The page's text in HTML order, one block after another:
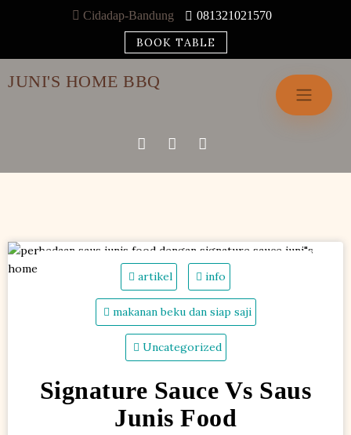
Cidadap-Bandung 081321021570
BOOK TABLE
JUNI'S HOME BBQ
artikel info
makanan beku dan siap saji
Uncategorized
Signature Sauce Vs Saus
Junis Food